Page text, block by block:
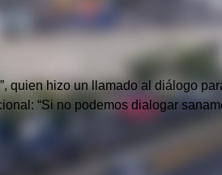
quien hizo un llamado al diálogo
“Si no podemos dialogar